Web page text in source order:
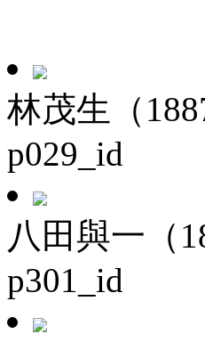
林茂生（
p029_id
八田與一（
p301_id